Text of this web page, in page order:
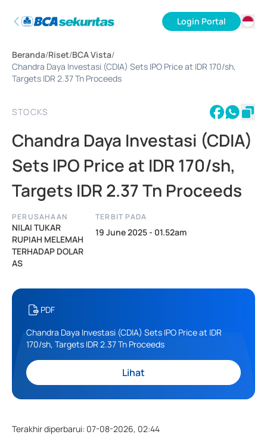
Login Portal
Beranda/Riset/BCA Vista/
Chandra Daya Investasi (CDIA) Sets IPO Price at IDR 170/sh,
Targets IDR 2.37 Tn Proceeds
STOCKS
Chandra Daya Investasi (CDIA)
Sets IPO Price at IDR 170/sh,
Targets IDR 2.37 Tn Proceeds
PERUSAHAAN
NILAI TUKAR
RUPIAH MELEMAH
TERHADAP DOLAR
AS
TERBIT PADA
19 June 2025 - 01.52am
PDF
Chandra Daya Investasi (CDIA) Sets IPO Price at IDR
170/sh, Targets IDR 2.37 Tn Proceeds
Lihat
Terakhir diperbarui: 07-08-2026, 02:44